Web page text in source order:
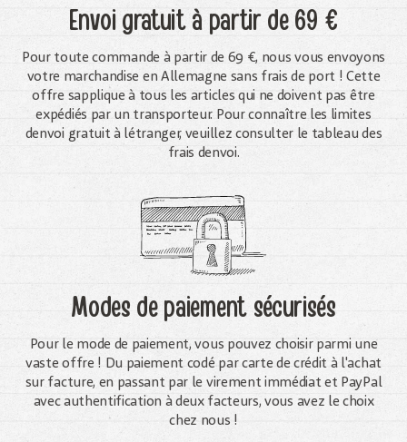
Envoi gratuità partir de 69 €
Pour toute commande à partir de 69 €, nous vous envoyons
votre marchandise en Allemagne sans frais de port ! Cette
offre sapplique à tous les articles qui ne doivent pas être
expédiés par un transporteur. Pour connaître les limites
denvoi gratuit à létranger, veuillez consulter le tableau des
frais denvoi.
Modes de paiement sécurisés
Pour le mode de paiement, vous pouvez choisir parmi une
vaste offre ! Du paiement codé par carte de crédit à l'achat
sur facture, en passant par le virement immédiat et PayPal
avec authentification à deux facteurs, vous avez le choix
chez nous !